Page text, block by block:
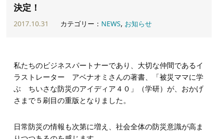
決定！
2017.10.31 カテゴリー： NEWS, お知らせ
私たちのビジネスパートナーであり、大切な仲間であるイ
ラストレーター アベナオミさんの著書、「被災ママに学
ぶ ちいさな防災のアイディア４０」（学研）が、おかげ
さまで５刷目の重版となりました。
日常防災の情報も次第に増え、社会全体の防災意識が高ま